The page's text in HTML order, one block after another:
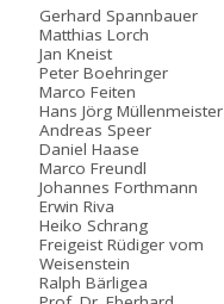
Gerhard Spannbauer
Matthias Lorch
Jan Kneist
Peter Boehringer
Marco Feiten
Hans Jörg Müllenmeister
Andreas Speer
Daniel Haase
Marco Freundl
Johannes Forthmann
Erwin Riva
Heiko Schrang
Freigeist Rüdiger vom
Weisenstein
Ralph Bärligea